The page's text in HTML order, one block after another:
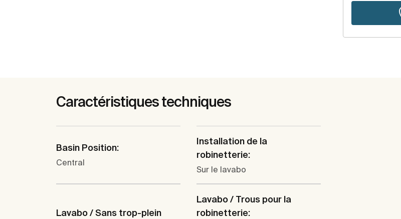
Caractéristiques techniques
Basin Position:
Central
Installation de la
robinetterie:
Sur le lavabo
Lavabo / Sans trop-plein
Lavabo / Trous pour la
robinetterie: